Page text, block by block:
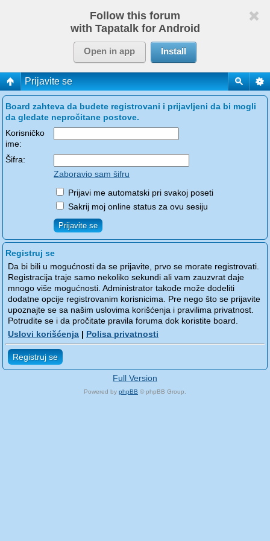
Follow this forum
with Tapatalk for Android
Open in app Install
Prijavite se
Board zahteva da budete registrovani i prijavljeni da bi mogli
da gledate nepročitane postove.
Korisničko
ime:
Šifra:
Zaboravio sam šifru
Prijavi me automatski pri svakoj poseti
Sakrij moj online status za ovu sesiju
Registruj se
Da bi bili u mogućnosti da se prijavite, prvo se morate registrovati.
Registracija traje samo nekoliko sekundi ali vam zauzvrat daje
mnogo više mogućnosti. Administrator takođe može dodeliti
dodatne opcije registrovanim korisnicima. Pre nego što se prijavite
upoznajte se sa našim uslovima korišćenja i pravilima privatnost.
Potrudite se i da pročitate pravila foruma dok koristite board.
Uslovi korišćenja | Polisa privatnosti
Registruj se
Full Version
Powered by phpBB © phpBB Group.